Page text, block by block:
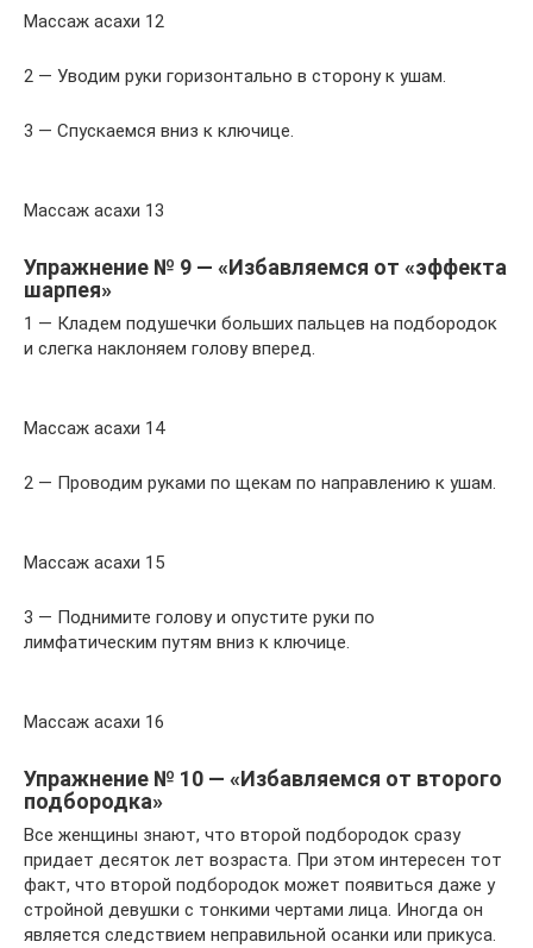
Массаж асахи 12
2 — Уводим руки горизонтально в сторону к ушам.
3 — Спускаемся вниз к ключице.
Массаж асахи 13
Упражнение № 9 — «Избавляемся от «эффекта
шарпея»
1 — Кладем подушечки больших пальцев на подбородок
и слегка наклоняем голову вперед.
Массаж асахи 14
2 — Проводим руками по щекам по направлению к ушам.
Массаж асахи 15
3 — Поднимите голову и опустите руки по
лимфатическим путям вниз к ключице.
Массаж асахи 16
Упражнение № 10 — «Избавляемся от второго
подбородка»
Все женщины знают, что второй подбородок сразу
придает десяток лет возраста. При этом интересен тот
факт, что второй подбородок может появиться даже у
стройной девушки с тонкими чертами лица. Иногда он
является следствием неправильной осанки или прикуса.